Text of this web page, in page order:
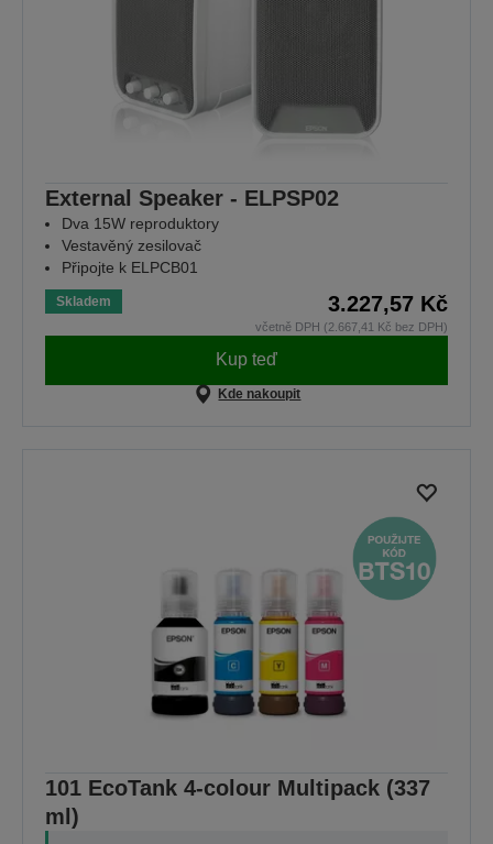
External Speaker - ELPSP02
Dva 15W reproduktory
Vestavěný zesilovač
Připojte k ELPCB01
Skladem 3.227,57 Kč
včetně DPH (2.667,41 Kč bez DPH)
Kup teď
Kde nakoupit
101 EcoTank 4-colour Multipack (337
ml)